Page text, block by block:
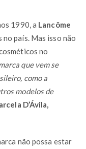
1990, a Lancôme
país. Mas isso não
no
que vem se
como a
modelos de
D’Ávila,
não possa estar